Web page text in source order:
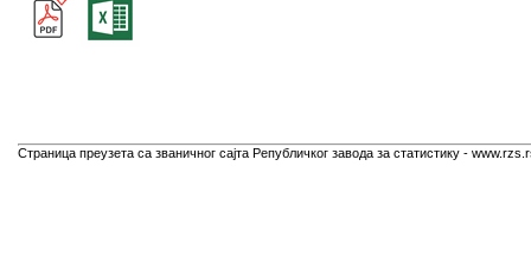
Страница преузета са званичног сајта Републичког завода за статистику -